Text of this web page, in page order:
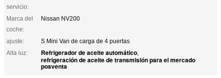
servicio:
Marca del
coche:
Nissan NV200
ajuste:
S Mini Van de carga de 4 puertas
Alta luz:
Refrigerador de aceite automático,
refrigeración de aceite de transmisión para el mercado
posventa